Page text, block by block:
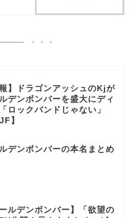
報】ドラゴンアッシュのKjが
デンボンバーを盛大にディ
ロックバンドじゃない」
】
デンボンバーの本名まとめ
ールデンボンバー】「欲望の